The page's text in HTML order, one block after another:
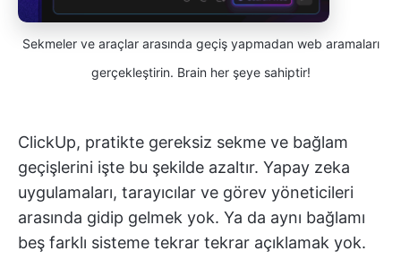
Sekmeler ve araçlar arasında geçiş yapmadan web aramaları
gerçekleştirin. Brain her şeye sahiptir!
ClickUp, pratikte gereksiz sekme ve bağlam
geçişlerini işte bu şekilde azaltır. Yapay zeka
uygulamaları, tarayıcılar ve görev yöneticileri
arasında gidip gelmek yok. Ya da aynı bağlamı
beş farklı sisteme tekrar tekrar açıklamak yok.